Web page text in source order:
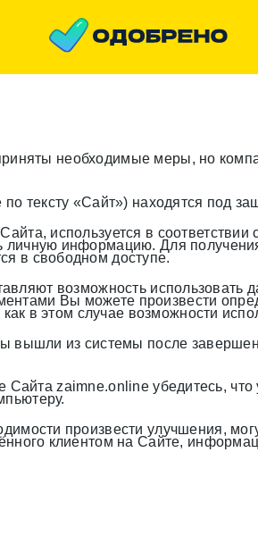
необходимые меры, но
по тексту «Сайт») находятся под
используется в
информацию. Для
в свободном доступе.
возможность использовать
Вы можете произвести
в этом случае возможности
вышли из системы после
zaimne.online убедитесь,
произвести улучшения,
клиентом на Сайте,